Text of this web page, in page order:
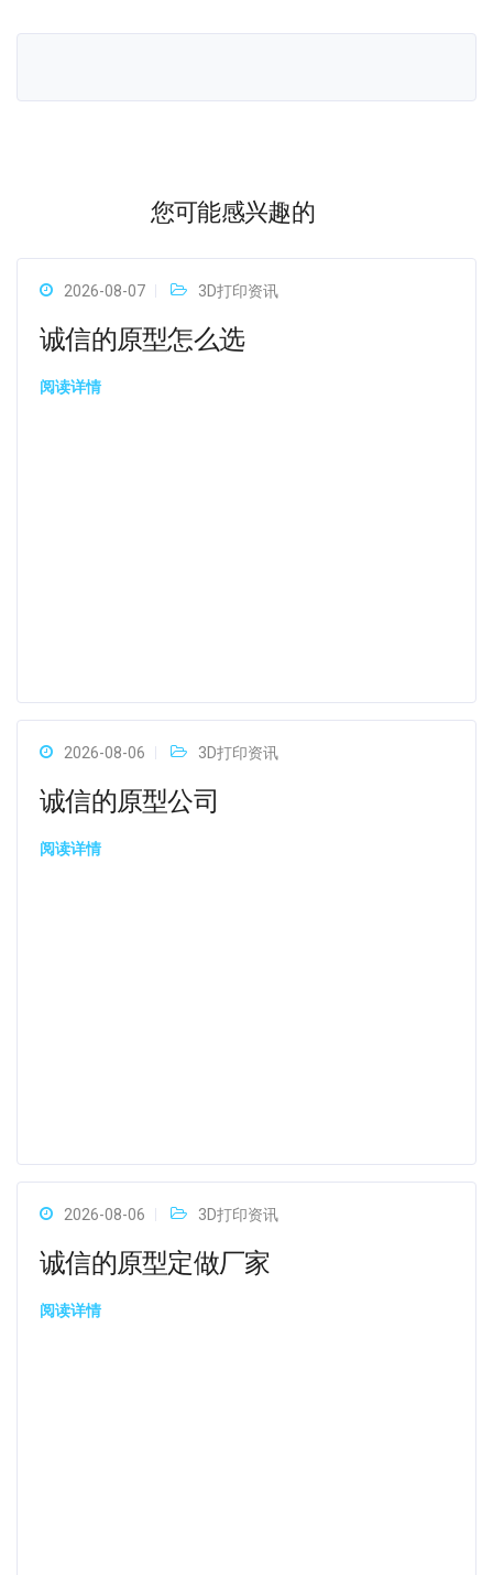
您可能感兴趣的
2026-08-07 3D打印资讯
诚信的原型怎么选
阅读详情
2026-08-06 3D打印资讯
诚信的原型公司
阅读详情
2026-08-06 3D打印资讯
诚信的原型定做厂家
阅读详情